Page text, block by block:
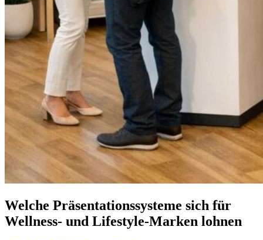
Welche Präsentationssysteme sich für
Wellness- und Lifestyle-Marken lohnen